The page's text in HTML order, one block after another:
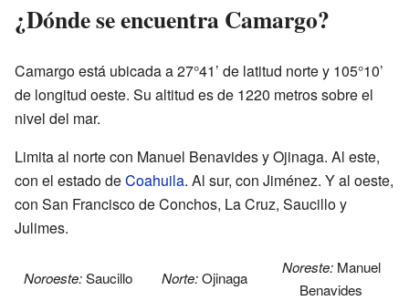
¿Dónde se encuentra Camargo?
Camargo está ubicada a 27°41’ de latitud norte y 105°10’
de longitud oeste. Su altitud es de 1220 metros sobre el
nivel del mar.
Limita al norte con Manuel Benavides y Ojinaga. Al este,
con el estado deCoahuila. Al sur, con Jiménez. Y al oeste,
con San Francisco de Conchos, La Cruz, Saucillo y
Julimes.
Noroeste:Saucillo Norte:Ojinaga
Noreste:Manuel
Benavides